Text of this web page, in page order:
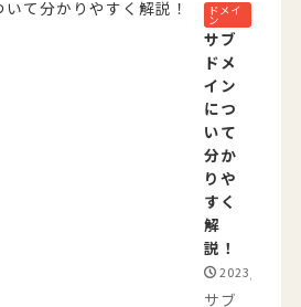
ドメイ
ン
サブ
ドメ
イン
につ
いて
分か
りや
すく
解
説！
2023/08/19
サブ